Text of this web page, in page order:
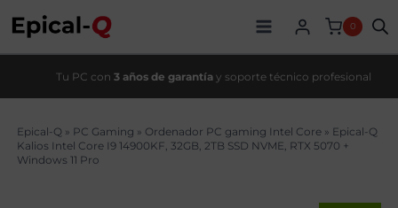
contenido
0
Tu PC con 3 años de garantía y soporte técnico profesional
Epical-Q » PC Gaming » Ordenador PC gaming Intel Core » Epical-Q
Kalios Intel Core I9 14900KF, 32GB, 2TB SSD NVME, RTX 5070 +
Windows 11 Pro